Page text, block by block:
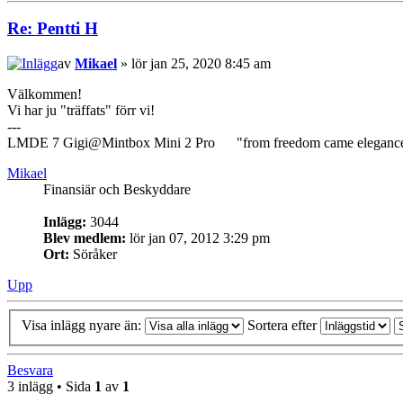
Re: Pentti H
av Mikael » lör jan 25, 2020 8:45 am
Välkommen!
Vi har ju "träffats" förr vi!
---
LMDE 7 Gigi@Mintbox Mini 2 Pro "from freedom came
Mikael
Finansiär och Beskyddare
Inlägg: 3044
Blev medlem: lör jan 07, 2012 3:29 pm
Ort: Söråker
Upp
Visa inlägg nyare än: Sortera efter
Besvara
3 inlägg • Sida 1 av 1